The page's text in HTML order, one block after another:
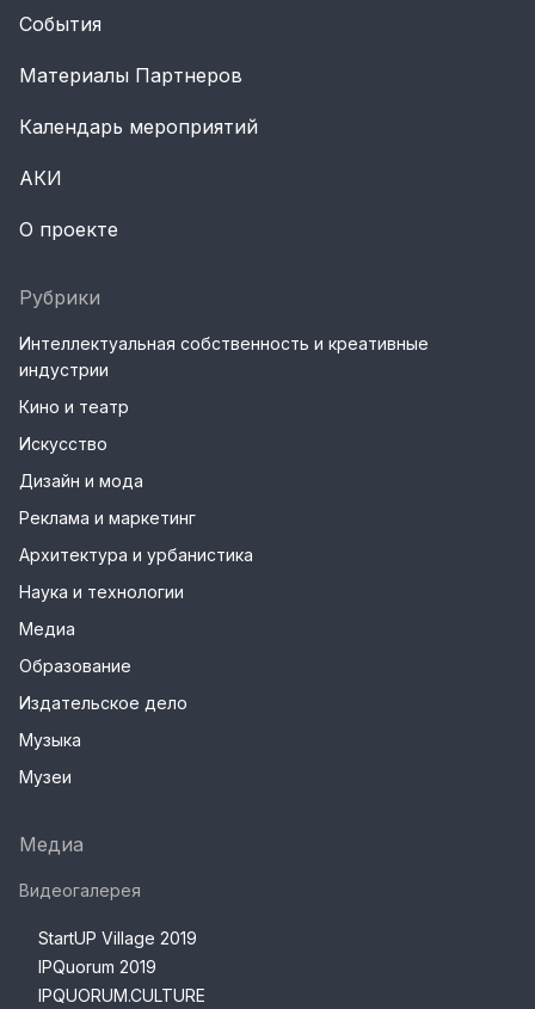
События
Материалы Партнеров
Календарь мероприятий
АКИ
О проекте
Рубрики
Интеллектуальная собственность и креативные
индустрии
Кино и театр
Искусство
Дизайн и мода
Реклама и маркетинг
Архитектура и урбанистика
Наука и технологии
Медиа
Образование
Издательское дело
Музыка
Музеи
Медиа
Видеогалерея
StartUP Village 2019
IPQuorum 2019
IPQUORUM.CULTURE